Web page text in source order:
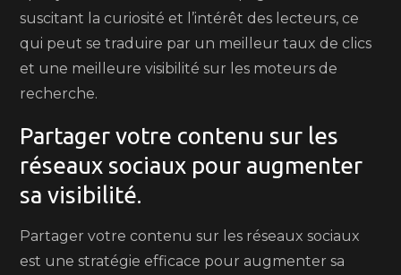
suscitant la curiosité et l’intérêt des lecteurs, ce
qui peut se traduire par un meilleur taux de clics
et une meilleure visibilité sur les moteurs de
recherche.
Partager votre contenu sur les
réseaux sociaux pour augmenter
sa visibilité.
Partager votre contenu sur les réseaux sociaux
est une stratégie efficace pour augmenter sa